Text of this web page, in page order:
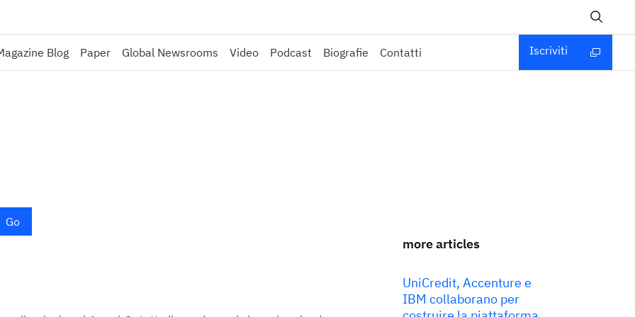
Blog Paper Global Newsrooms Video Podcast Biografie Contatti Iscriviti
Go
more articles
UniCredit, Accenture e
IBM collaborano per